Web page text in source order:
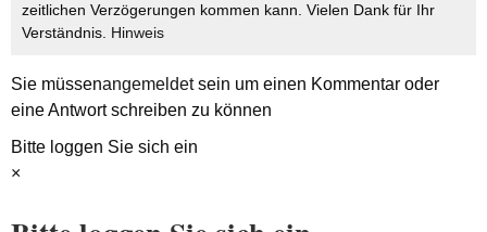
zeitlichen Verzögerungen kommen kann. Vielen Dank für Ihr
Verständnis. Hinweis
Sie müssenangemeldetsein um einen Kommentar oder
eine Antwort schreiben zu können
Bitte loggen Sie sich ein
×